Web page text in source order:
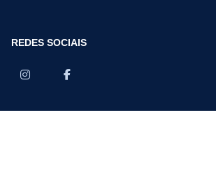
REDES SOCIAIS